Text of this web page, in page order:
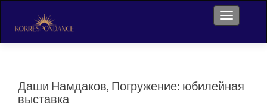
Toggle
Даши Намдаков, Погружение: юбилейная
выставка